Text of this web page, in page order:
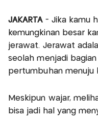
JAKARTA- Jika kamu
kemungkinan besar
jerawat. Jerawat
seolah menjadi
pertumbuhan menuju
Meskipun wajar,
bisa jadi hal yang